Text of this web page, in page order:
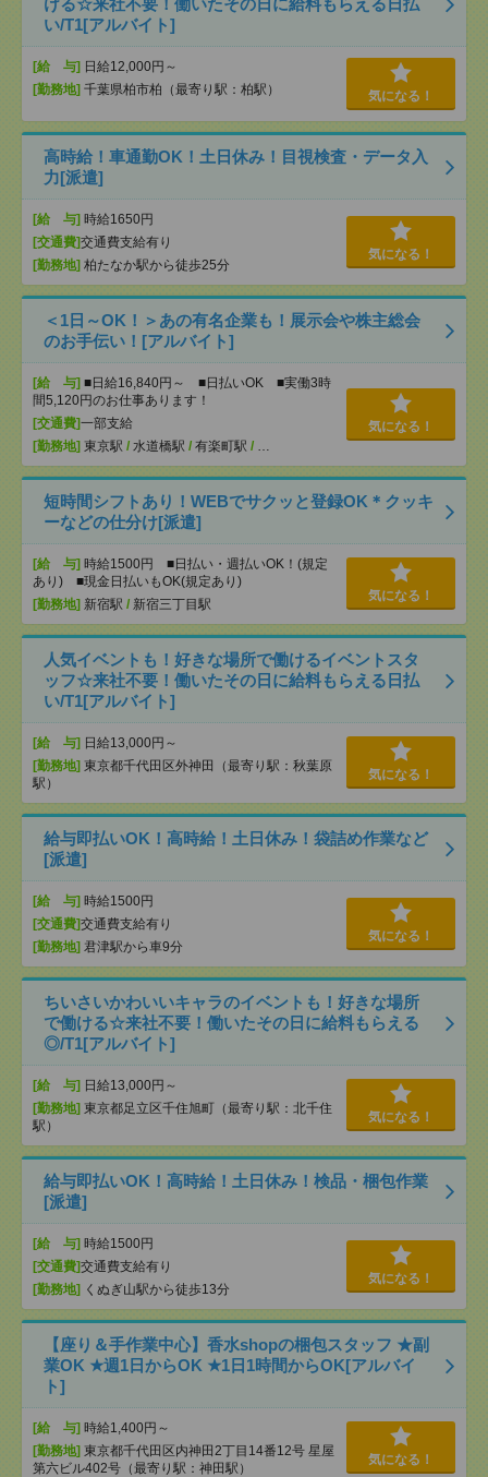
ける☆来社不要！働いたその日に給料もらえる日払
い/T1[アルバイト]
[給 与] 日給12,000円～
[勤務地] 千葉県柏市柏（最寄り駅：柏駅） 気になる！
高時給！車通勤OK！土日休み！目視検査・データ入
力[派遣]
[給 与] 時給1650円
[交通費]交通費支給有り
[勤務地] 柏たなか駅から徒歩25分
気になる！
＜1日～OK！＞あの有名企業も！展示会や株主総会
のお手伝い！[アルバイト]
[給 与] ■日給16,840円～ ■日払いOK ■実働3時
間5,120円のお仕事あります！
[交通費]一部支給
[勤務地] 東京駅 / 水道橋駅 / 有楽町駅 / …
気になる！
短時間シフトあり！WEBでサクッと登録OK＊クッキ
ーなどの仕分け[派遣]
[給 与] 時給1500円 ■日払い・週払いOK！(規定
あり) ■現金日払いもOK(規定あり)
[勤務地] 新宿駅 / 新宿三丁目駅
気になる！
人気イベントも！好きな場所で働けるイベントスタ
ッフ☆来社不要！働いたその日に給料もらえる日払
い/T1[アルバイト]
[給 与] 日給13,000円～
[勤務地] 東京都千代田区外神田（最寄り駅：秋葉原
駅）
気になる！
給与即払いOK！高時給！土日休み！袋詰め作業など
[派遣]
[給 与] 時給1500円
[交通費]交通費支給有り
[勤務地] 君津駅から車9分
気になる！
ちいさいかわいいキャラのイベントも！好きな場所
で働ける☆来社不要！働いたその日に給料もらえる
◎/T1[アルバイト]
[給 与] 日給13,000円～
[勤務地] 東京都足立区千住旭町（最寄り駅：北千住
駅）
気になる！
給与即払いOK！高時給！土日休み！検品・梱包作業
[派遣]
[給 与] 時給1500円
[交通費]交通費支給有り
[勤務地] くぬぎ山駅から徒歩13分
気になる！
【座り＆手作業中心】香水shopの梱包スタッフ ★副
業OK ★週1日からOK ★1日1時間からOK[アルバイ
ト]
[給 与] 時給1,400円～
[勤務地] 東京都千代田区内神田2丁目14番12号 星屋
第六ビル402号（最寄り駅：神田駅）
気になる！